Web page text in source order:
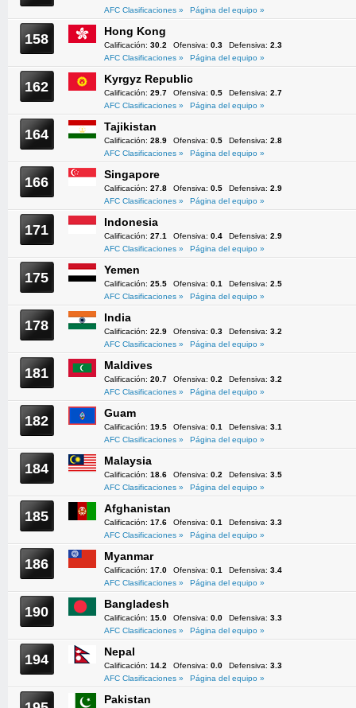
AFC Clasificaciones »
Página del equipo »
158 Hong Kong
Calificación: 30.2 Ofensiva: 0.3 Defensiva: 2.3
AFC Clasificaciones »
Página del equipo »
162 Kyrgyz Republic
Calificación: 29.7 Ofensiva: 0.5 Defensiva: 2.7
AFC Clasificaciones »
Página del equipo »
164 Tajikistan
Calificación: 28.9 Ofensiva: 0.5 Defensiva: 2.8
AFC Clasificaciones »
Página del equipo »
166 Singapore
Calificación: 27.8 Ofensiva: 0.5 Defensiva: 2.9
AFC Clasificaciones »
Página del equipo »
171 Indonesia
Calificación: 27.1 Ofensiva: 0.4 Defensiva: 2.9
AFC Clasificaciones »
Página del equipo »
175 Yemen
Calificación: 25.5 Ofensiva: 0.1 Defensiva: 2.5
AFC Clasificaciones »
Página del equipo »
178 India
Calificación: 22.9 Ofensiva: 0.3 Defensiva: 3.2
AFC Clasificaciones »
Página del equipo »
181 Maldives
Calificación: 20.7 Ofensiva: 0.2 Defensiva: 3.2
AFC Clasificaciones »
Página del equipo »
182 Guam
Calificación: 19.5 Ofensiva: 0.1 Defensiva: 3.1
AFC Clasificaciones »
Página del equipo »
184 Malaysia
Calificación: 18.6 Ofensiva: 0.2 Defensiva: 3.5
AFC Clasificaciones »
Página del equipo »
185 Afghanistan
Calificación: 17.6 Ofensiva: 0.1 Defensiva: 3.3
AFC Clasificaciones »
Página del equipo »
186 Myanmar
Calificación: 17.0 Ofensiva: 0.1 Defensiva: 3.4
AFC Clasificaciones »
Página del equipo »
190 Bangladesh
Calificación: 15.0 Ofensiva: 0.0 Defensiva: 3.3
AFC Clasificaciones »
Página del equipo »
194 Nepal
Calificación: 14.2 Ofensiva: 0.0 Defensiva: 3.3
AFC Clasificaciones »
Página del equipo »
Pakistan